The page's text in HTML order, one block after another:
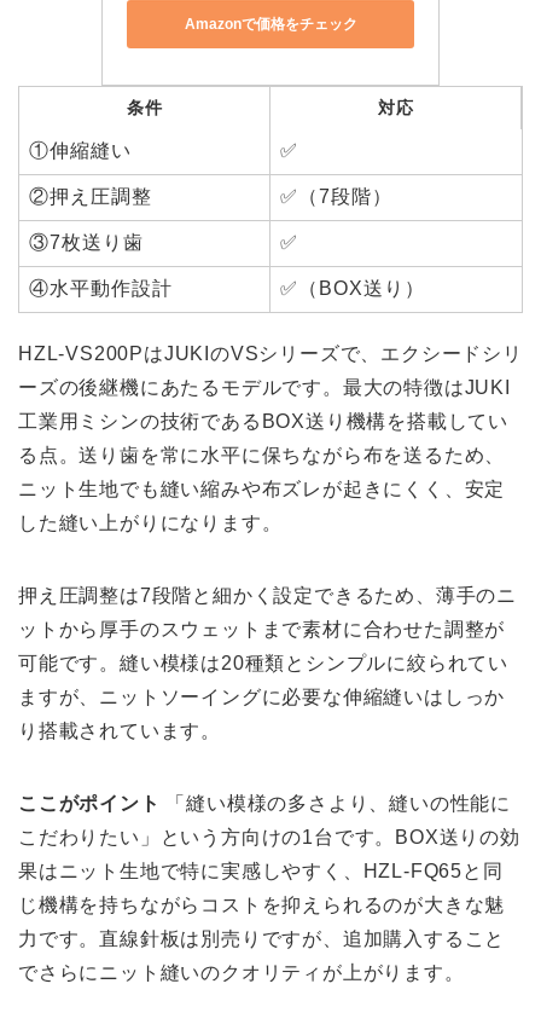
Amazonで価格をチェック
条件 対応
①伸縮縫い ✅
②押え圧調整 ✅（7段階）
③7枚送り歯 ✅
④水平動作設計 ✅（BOX送り）
HZL-VS200PはJUKIのVSシリーズで、エクシードシリ
ーズの後継機にあたるモデルです。最大の特徴はJUKI
工業用ミシンの技術であるBOX送り機構を搭載してい
る点。送り歯を常に水平に保ちながら布を送るため、
ニット生地でも縫い縮みや布ズレが起きにくく、安定
した縫い上がりになります。
押え圧調整は7段階と細かく設定できるため、薄手のニ
ットから厚手のスウェットまで素材に合わせた調整が
可能です。縫い模様は20種類とシンプルに絞られてい
ますが、ニットソーイングに必要な伸縮縫いはしっか
り搭載されています。
ここがポイント
「縫い模様の多さより、縫いの性能に
こだわりたい」という方向けの1台です。BOX送りの効
果はニット生地で特に実感しやすく、HZL-FQ65と同
じ機構を持ちながらコストを抑えられるのが大きな魅
力です。直線針板は別売りですが、追加購入すること
でさらにニット縫いのクオリティが上がります。